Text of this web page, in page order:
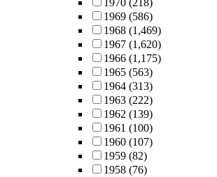
1970 (218)
1969 (586)
1968 (1,469)
1967 (1,620)
1966 (1,175)
1965 (563)
1964 (313)
1963 (222)
1962 (139)
1961 (100)
1960 (107)
1959 (82)
1958 (76)